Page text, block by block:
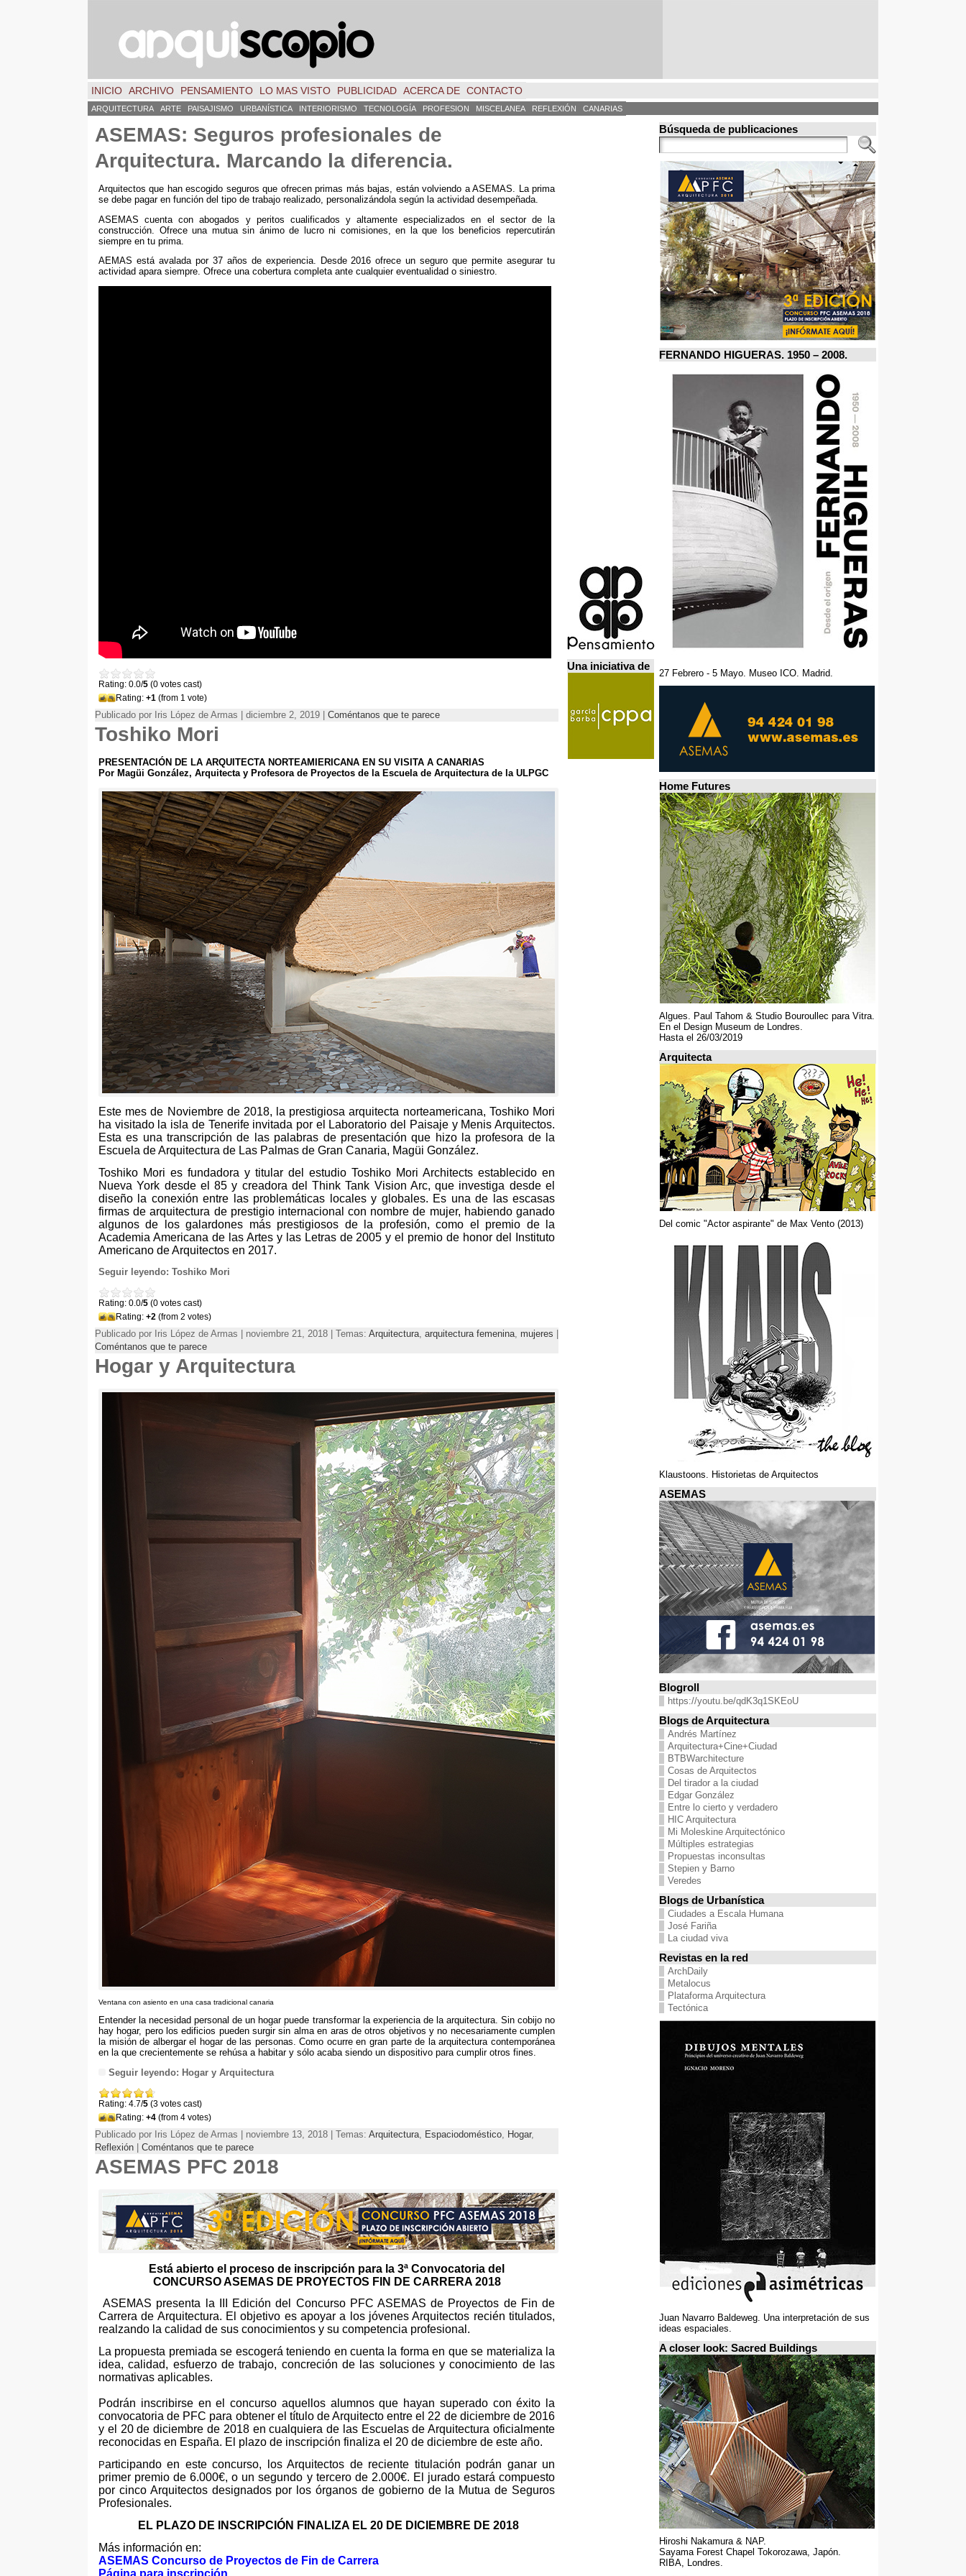
INICIO ARCHIVO PENSAMIENTO LO MAS VISTO PUBLICIDAD ACERCA DE CONTACTO
ARQUITECTURA ARTE PAISAJISMO URBANÍSTICA INTERIORISMO TECNOLOGÍA PROFESION MISCELANEA REFLEXIÓN CANARIAS
ASEMAS: Seguros profesionales de
Arquitectura. Marcando la diferencia.
Arquitectos que han escogido seguros que ofrecen primas más bajas, están volviendo a ASEMAS. La prima
se debe pagar en función del tipo de trabajo realizado, personalizándola según la actividad desempeñada.
ASEMAS cuenta con abogados y peritos cualificados y altamente especializados en el sector de la
construcción. Ofrece una mutua sin ánimo de lucro ni comisiones, en la que los beneficios repercutirán
siempre en tu prima.
AEMAS está avalada por 37 años de experiencia. Desde 2016 ofrece un seguro que permite asegurar tu
actividad apara siempre. Ofrece una cobertura completa ante cualquier eventualidad o siniestro.
Rating: 0.0/5 (0 votes cast)
Rating: +1 (from 1 vote)
Publicado por Iris López de Armas | diciembre 2, 2019 | Coméntanos que te parece
Toshiko Mori
PRESENTACIÓN DE LA ARQUITECTA NORTEAMIERICANA EN SU VISITA A CANARIAS
Por Magüi González, Arquitecta y Profesora de Proyectos de la Escuela de Arquitectura de la ULPGC
Este mes de Noviembre de 2018, la prestigiosa arquitecta norteamericana, Toshiko Mori
ha visitado la isla de Tenerife invitada por el Laboratorio del Paisaje y Menis Arquitectos.
Esta es una transcripción de las palabras de presentación que hizo la profesora de la
Escuela de Arquitectura de Las Palmas de Gran Canaria, Magüi González.
Toshiko Mori es fundadora y titular del estudio Toshiko Mori Architects establecido en
Nueva York desde el 85 y creadora del Think Tank Vision Arc, que investiga desde el
diseño la conexión entre las problemáticas locales y globales. Es una de las escasas
firmas de arquitectura de prestigio internacional con nombre de mujer, habiendo ganado
algunos de los galardones más prestigiosos de la profesión, como el premio de la
Academia Americana de las Artes y las Letras de 2005 y el premio de honor del Instituto
Americano de Arquitectos en 2017.
Seguir leyendo: Toshiko Mori
Rating: 0.0/5 (0 votes cast)
Rating: +2 (from 2 votes)
Publicado por Iris López de Armas | noviembre 21, 2018 | Temas: Arquitectura arquitectura femenina mujeres
Coméntanos que te parece
Hogar y Arquitectura
Ventana con asiento en una casa tradicional canaria
Entender la necesidad personal de un hogar puede transformar la experiencia de la arquitectura. Sin cobijo no
hay hogar, pero los edificios pueden surgir sin alma en aras de otros objetivos y no necesariamente cumplen
la misión de albergar el hogar de las personas. Como ocurre en gran parte de la arquitectura contemporánea
en la que crecientemente se rehúsa a habitar y sólo acaba siendo un dispositivo para cumplir otros fines.
Seguir leyendo: Hogar y Arquitectura
Rating: 4.7/5 (3 votes cast)
Rating: +4 (from 4 votes)
Publicado por Iris López de Armas | noviembre 13, 2018 | Temas: Arquitectura Espaciodoméstico Hogar,
Reflexión
Coméntanos que te parece
ASEMAS PFC 2018
Está abierto el proceso de inscripción para la 3ª Convocatoria del
CONCURSO ASEMAS DE PROYECTOS FIN DE CARRERA 2018
ASEMAS presenta la III Edición del Concurso PFC ASEMAS de Proyectos de Fin de
Carrera de Arquitectura. El objetivo es apoyar a los jóvenes Arquitectos recién titulados,
realzando la calidad de sus conocimientos y su competencia profesional.
La propuesta premiada se escogerá teniendo en cuenta la forma en que se materializa la
idea, calidad, esfuerzo de trabajo, concreción de las soluciones y conocimiento de las
normativas aplicables.
Podrán inscribirse en el concurso aquellos alumnos que hayan superado con éxito la
convocatoria de PFC para obtener el título de Arquitecto entre el 22 de diciembre de 2016
y el 20 de diciembre de 2018 en cualquiera de las Escuelas de Arquitectura oficialmente
reconocidas en España. El plazo de inscripción finaliza el 20 de diciembre de este año.
Participando en este concurso, los Arquitectos de reciente titulación podrán ganar un
primer premio de 6.000€, o un segundo y tercero de 2.000€. El jurado estará compuesto
por cinco Arquitectos designados por los órganos de gobierno de la Mutua de Seguros
Profesionales.
EL PLAZO DE INSCRIPCIÓN FINALIZA EL 20 DE DICIEMBRE DE 2018
Más información en:
ASEMAS Concurso de Proyectos de Fin de Carrera
Página para inscripción
Una iniciativa de
Búsqueda de publicaciones
FERNANDO HIGUERAS. 1950 – 2008.
27 Febrero - 5 Mayo. Museo ICO. Madrid.
Home Futures
Algues. Paul Tahom & Studio Bouroullec para Vitra.
En el Design Museum de Londres.
Hasta el 26/03/2019
Arquitecta
Del comic "Actor aspirante" de Max Vento (2013)
Klaustoons. Historietas de Arquitectos
ASEMAS
Blogroll
https://youtu.be/qdK3q1SKEoU
Blogs de Arquitectura
Andrés Martínez
Arquitectura+Cine+Ciudad
BTBWarchitecture
Cosas de Arquitectos
Del tirador a la ciudad
Edgar González
Entre lo cierto y verdadero
HIC Arquitectura
Mi Moleskine Arquitectónico
Múltiples estrategias
Propuestas inconsultas
Stepien y Barno
Veredes
Blogs de Urbanística
Ciudades a Escala Humana
José Fariña
La ciudad viva
Revistas en la red
ArchDaily
Metalocus
Plataforma Arquitectura
Tectónica
Juan Navarro Baldeweg. Una interpretación de sus
ideas espaciales.
A closer look: Sacred Buildings
Hiroshi Nakamura & NAP.
Sayama Forest Chapel Tokorozawa, Japón.
RIBA, Londres.